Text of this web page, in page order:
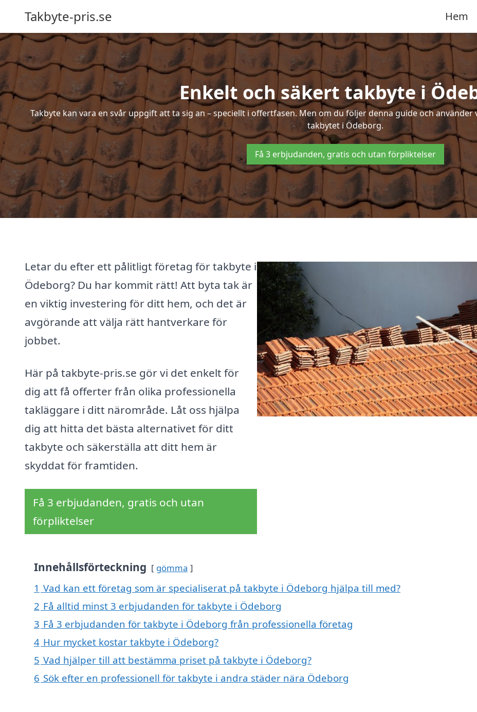
Takbyte-pris.se Hem
Enkelt och säkert takbyte i
Takbyte kan vara en svår uppgift att ta sig an – speciellt i offertfasen. Men om du följer denna guide och
takbytet i Ödeborg.
Få 3 erbjudanden, gratis och utan förpliktelser
Letar du efter ett pålitligt företag för takbyte i
Ödeborg? Du har kommit rätt! Att byta tak är
en viktig investering för ditt hem, och det är
avgörande att välja rätt hantverkare för
jobbet.
Här på takbyte-pris.se gör vi det enkelt för
dig att få offerter från olika professionella
takläggare i ditt närområde. Låt oss hjälpa
dig att hitta det bästa alternativet för ditt
takbyte och säkerställa att ditt hem är
skyddat för framtiden.
Få 3 erbjudanden, gratis och utan
förpliktelser
Innehållsförteckning gömma
1 Vad kan ett företag som är specialiserat på takbyte i Ödeborg hjälpa till med?
2 Få alltid minst 3 erbjudanden för takbyte i Ödeborg
3 Få 3 erbjudanden för takbyte i Ödeborg från professionella företag
4 Hur mycket kostar takbyte i Ödeborg?
5 Vad hjälper till att bestämma priset på takbyte i Ödeborg?
6 Sök efter en professionell för takbyte i andra städer nära Ödeborg